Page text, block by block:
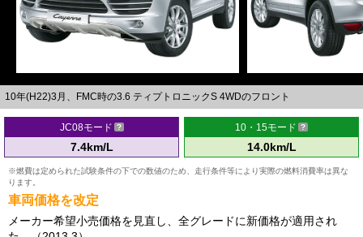
10年(H22)3月、FMC時の3.6 ティプトロニックS 4WDのフロント
JC08モード
7.4km/L
10・15モード
14.0km/L
※燃費は定められた試験条件の下での数値のため、走行条件等により実際の燃料消費率は異な
ります。
車両価格を改定
メーカー希望小売価格を見直し、全グレードに新価格が適用され